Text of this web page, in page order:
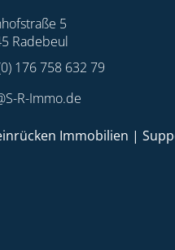
5
Radebeul
176 758 632 79
R-Immo.de
Immobilien |